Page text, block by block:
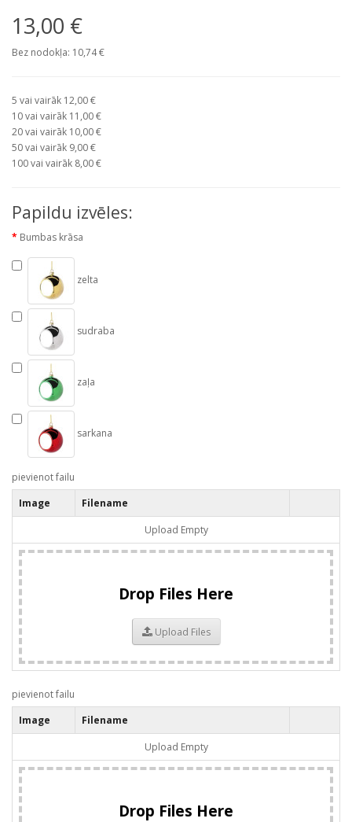
13,00 €
Bez nodokļa: 10,74 €
5 vai vairāk 12,00 €
10 vai vairāk 11,00 €
20 vai vairāk 10,00 €
50 vai vairāk 9,00 €
100 vai vairāk 8,00 €
Papildu izvēles:
Bumbas krāsa
zelta
sudraba
zaļa
sarkana
pievienot failu
Image
Filename
Upload Empty
Drop Files Here
Upload Files
pievienot failu
Image
Filename
Upload Empty
Drop Files Here